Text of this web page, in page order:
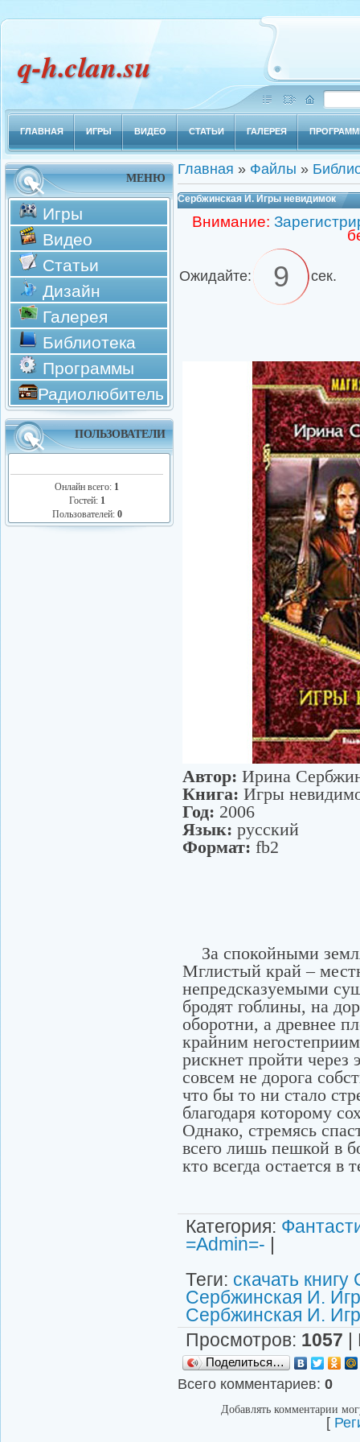
q-h.clan.su
ГЛАВНАЯ ИГРЫ ВИДЕО СТАТЬИ ГАЛЕРЕЯ
МЕНЮ
Игры
Видео
Статьи
Дизайн
Галерея
Библиотека
Программы
Радиолюбитель
ПОЛЬЗОВАТЕЛИ
Онлайн всего: 1
Гостей: 1
Пользователей: 0
Главная » Файлы »
Сербжинская И. Игры невидимок
Внимание:
Ожидайте: 9 сек.
Автор: Ирина
Книга: Игры
Год: 2006
Язык: русский
Формат: fb2
За спокойными
Мглистый край –
непредсказуемыми
бродят гоблины, на
оборотни, а древнее
крайним
рискнет пройти через
совсем не дорога
что бы то ни стало
благодаря которому
Однако, стремясь
всего лишь пешкой в
кто всегда остается в
Категория:
=Admin=- |
Теги: скачать
Сербжинская И.
Сербжинская И.
Просмотров: 1057 |
Поделиться…
Всего комментариев: 0
Добавлять комментарии
[